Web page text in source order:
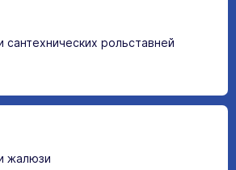
сантехнических рольставней
жалюзи